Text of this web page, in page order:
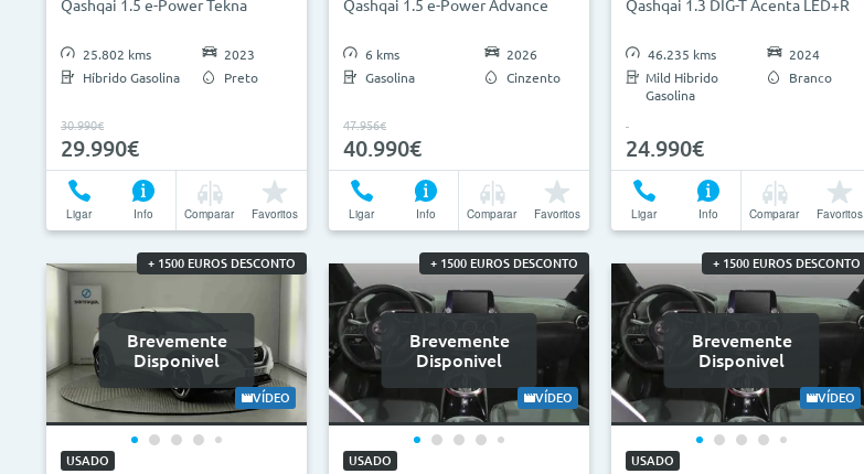
Qashqai 1.5 e-Power Tekna
25.802 kms
Híbrido Gasolina
2023
Preto
30.990€
29.990€
Ligar Info Comparar Favoritos
Qashqai 1.5 e-Power Advance
6 kms
Gasolina
2026
Cinzento
47.956€
40.990€
Ligar Info Comparar Favoritos
Qashqai 1.3 DIG-T Acenta LED+R
46.235 kms
Mild Hibrido
Gasolina
2024
Branco
24.990€
Ligar Info Comparar Favoritos
+ 1500 EUROS DESCONTO
Brevemente
Disponivel
VÍDEO
USADO
+ 1500 EUROS DESCONTO
Brevemente
Disponivel
VÍDEO
USADO
+ 1500 EUROS DESCONTO
Brevemente
Disponivel
VÍDEO
USADO